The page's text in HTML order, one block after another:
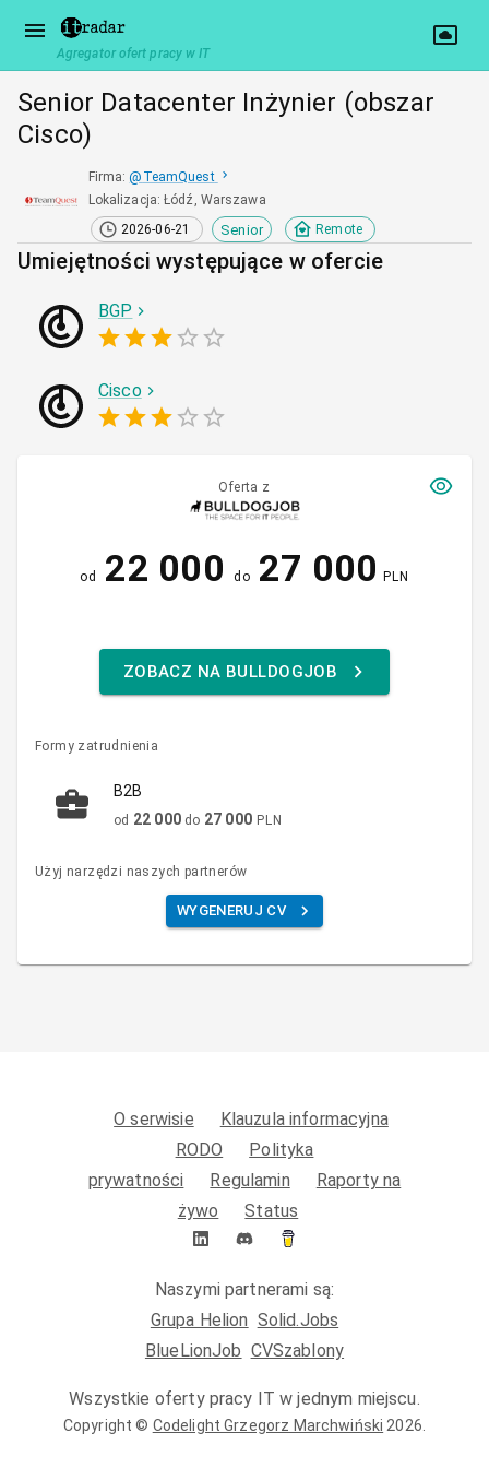
Agregator ofert pracy w IT
Senior Datacenter Inżynier (obszar
Cisco)
Firma: @ TeamQuest
Lokalizacja:Łódź, Warszawa
2026-06-21
Senior Remote
Umiejętności występujące w ofercie
BGP
Cisco
Oferta z
od 22 000 do 27 000 PLN
ZOBACZ NA BULLDOGJOB
Formy zatrudnienia
B2B
od 22 000 do 27 000 PLN
Użyj narzędzi naszych partnerów
WYGENERUJ CV
O serwisie
Klauzula informacyjna
RODO
Polityka
prywatności
Regulamin
Raporty na
żywo
Status
Naszymi partnerami są:
Grupa Helion Solid.Jobs
BlueLionJob CVSzablony
Wszystkie oferty pracy IT w jednym miejscu.
Copyright © Codelight Grzegorz Marchwiński 2026